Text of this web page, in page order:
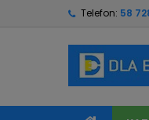
Telefon: 58